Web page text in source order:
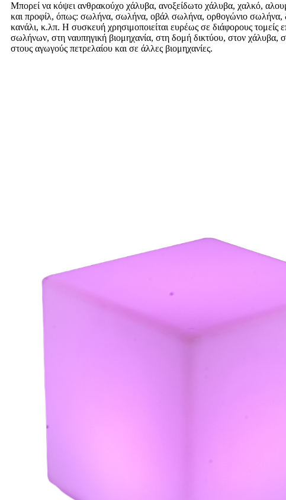
Μπορεί να κόψει ανθρακούχο χάλυβα, ανοξείδωτο χάλυβα, χαλκό,
και προφίλ, όπως: σωλήνα, σωλήνα, οβάλ σωλήνα, ορθογώνιο σωλήνα,
κανάλι, κ.λπ. Η συσκευή χρησιμοποιείται ευρέως σε διάφορους τομείς
σωλήνων, στη ναυπηγική βιομηχανία, στη δομή δικτύου, στον χάλυβα,
στους αγωγούς πετρελαίου και σε άλλες βιομηχανίες.